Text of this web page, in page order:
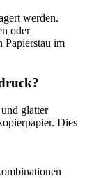
werden.
oder
Papierstau im
glatter
Dies